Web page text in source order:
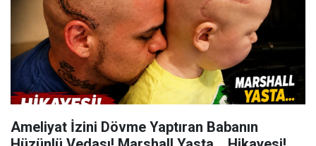
Ameliyat İzini Dövme Yaptıran Babanın